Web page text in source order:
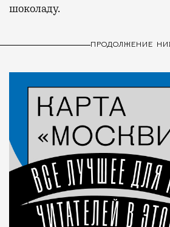
шоколаду.
ПРОДОЛЖЕНИЕ